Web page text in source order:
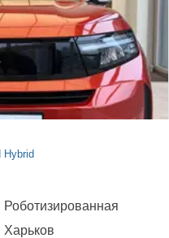
Hybrid
Роботизированная
Харьков